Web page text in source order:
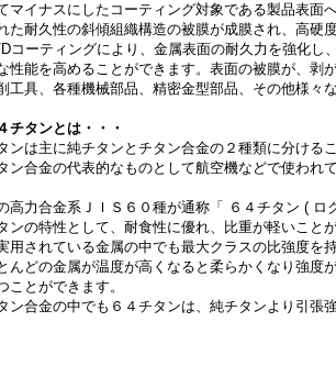
マイナスにしたコーティング対象である製品表面
た耐久性の斜傾組織構造の被膜が成膜され、高硬
コーティングにより、金属表面の耐久力を強化し
性能を高めることができます。表面の被膜が、剥
工具、各種機械部品、精密金型部品、その他様々
チタンとは・・・
ンは主に純チタンとチタン合金の２種類に分ける
ン合金の代表的なものとして航空機などで使われ
高力合金系ＪＩＳ６０種が通称「 ６４チタン ( ロ
ンの特性として、耐食性に優れ、比重が軽いこと
用されている金属の中でも最大クラスの比強度を持
んどの金属が温度が高くなると柔らかくなり強
ことができます。
ン合金の中でも６４チタンは、純チタンより引張